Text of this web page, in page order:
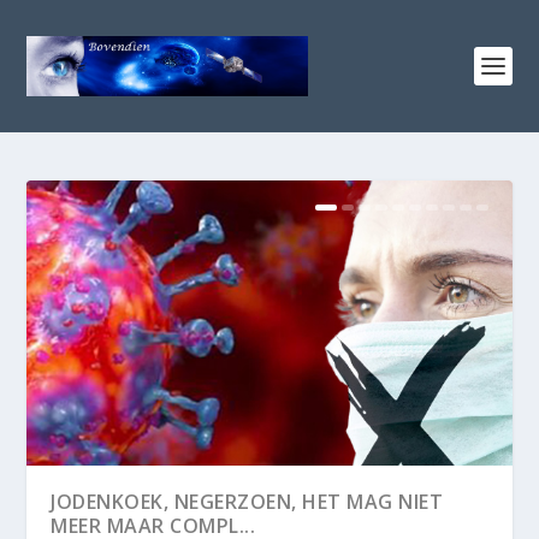
WAT IS GEVAARLIJKER, COVID 19 OF DE
MAATREGELEN?